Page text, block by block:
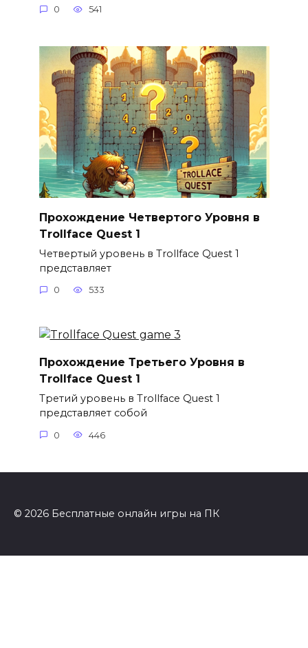
0 541
Прохождение Четвертого Уровня в
Trollface Quest 1
Четвертый уровень в Trollface Quest 1
представляет
0 533
Прохождение Третьего Уровня в
Trollface Quest 1
Третий уровень в Trollface Quest 1
представляет собой
0 446
© 2026 Бесплатные онлайн игры на ПК